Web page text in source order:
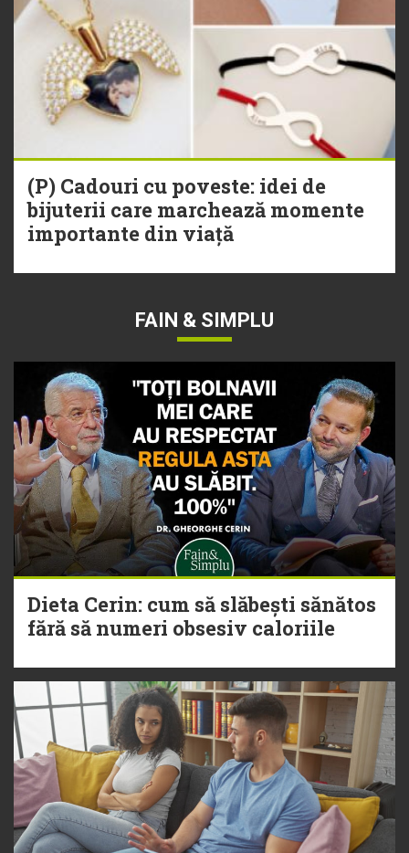
(P) Cadouri cu poveste: idei de
bijuterii care marchează momente
importante din viață
FAIN & SIMPLU
Dieta Cerin: cum să slăbești sănătos
fără să numeri obsesiv caloriile